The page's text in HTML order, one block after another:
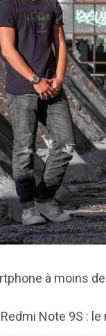
à moins
Note 9S :